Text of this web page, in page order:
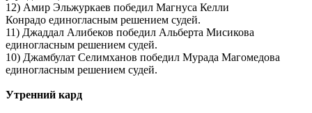
12) Амир Эльжуркаев победил Магнуса Келли
Конрадо единогласным решением судей.
11) Джаддал Алибеков победил Альберта Мисикова
единогласным решением судей.
10) Джамбулат Селимханов победил Мурада Магомедова
единогласным решением судей.
Утренний кард